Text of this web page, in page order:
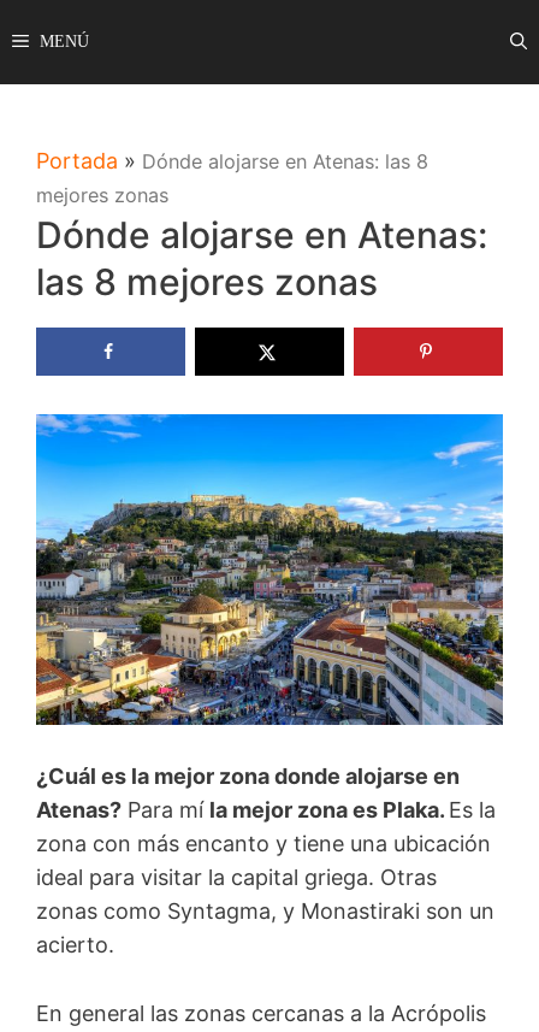
al
contenido
MENÚ
Portada » Dónde alojarse en Atenas: las 8
mejores zonas
Dónde alojarse en Atenas:
las 8 mejores zonas
¿Cuál es la mejor zona donde alojarse en
Atenas? Para mí la mejor zona es Plaka. Es la
zona con más encanto y tiene una ubicación
ideal para visitar la capital griega. Otras
zonas como Syntagma, y Monastiraki son un
acierto.
En general las zonas cercanas a la Acrópolis